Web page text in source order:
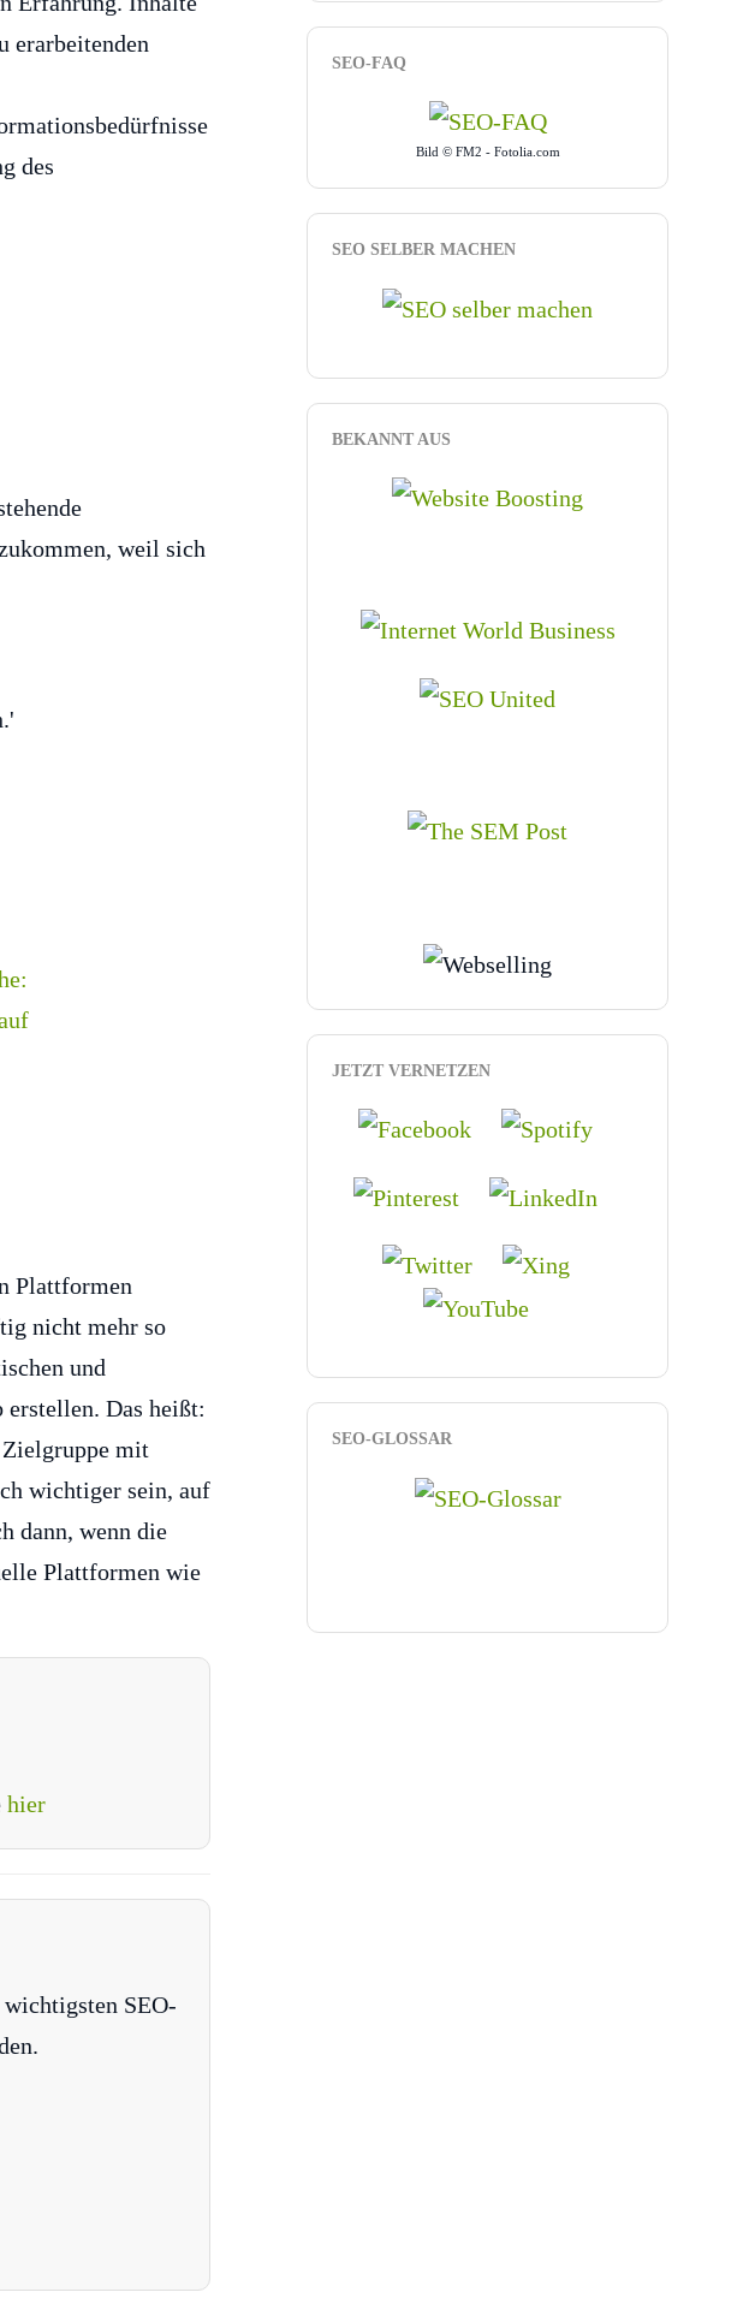
erarbeitenden
des
weil sich
Plattformen
nicht mehr so
und
Das heißt:
Zielgruppe mit
wichtiger sein, auf
dann, wenn die
Plattformen wie
hier
SEO-
SEO-FAQ
Bild © FM2 - Fotolia.com
SEO SELBER MACHEN
BEKANNT AUS
JETZT VERNETZEN
SEO-GLOSSAR